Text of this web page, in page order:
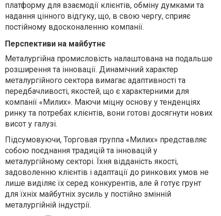
платформу для взаємодії клієнтів, обміну думками та
надання цінного відгуку, що, в свою чергу, сприяє
постійному вдосконаленню компанії.
Перспективи на майбутнє
Металургійна промисловість налаштована на подальше
розширення та інновації. Динамічний характер
металургійного сектора вимагає адаптивності та
передбачливості, якостей, що є характерними для
компанії «Милих». Маючи міцну основу у тенденціях
ринку та потребах клієнтів, вони готові досягнути нових
висот у галузі.
Підсумовуючи, Торговая группа «Милих» представляє
собою поєднання традицій та інновацій у
металургійному секторі. Їхня відданість якості,
задоволенню клієнтів і адаптації до ринкових умов не
лише виділяє їх серед конкурентів, але й готує грунт
для їхніх майбутніх зусиль у постійно змінній
металургійній індустрії.